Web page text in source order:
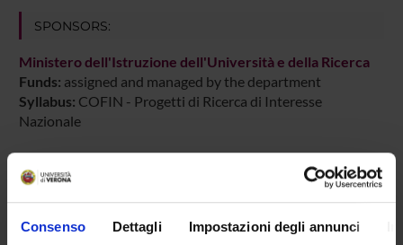
Consenso Dettagli Impostazioni degli annunci
SPONSORS:
Ministero dell'Istruzione dell'Università e della Ricerca
Funds: assigned and managed by the department
Syllabus: COFIN - Progetti di Ricerca di Interesse
Nazionale
PROJECT PARTICIPANTS
Alessandra Tomaselli